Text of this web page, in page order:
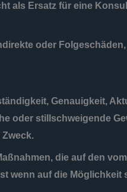
als Ersatz für eine
oder
Genauigkeit,
oder stillschweigende
die auf den
wenn auf die